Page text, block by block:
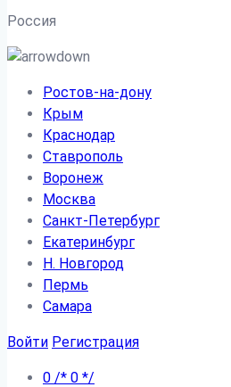
Россия
Ростов-на-дону
Крым
Краснодар
Ставрополь
Воронеж
Москва
Санкт-Петербург
Екатеринбург
Н. Новгород
Пермь
Самара
Войти Регистрация
0 /* 0 */